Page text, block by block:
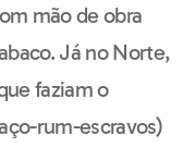
mão de obra
Já no Norte,
faziam o
rum-escravos)